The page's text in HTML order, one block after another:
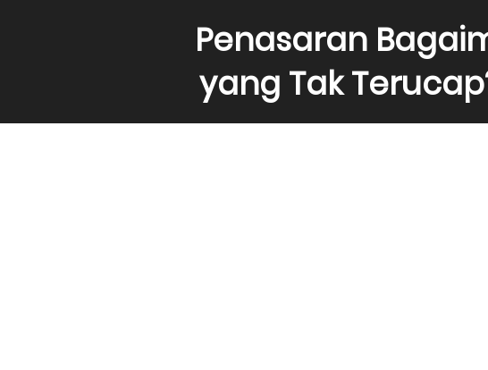
Penasaran
yang Tak